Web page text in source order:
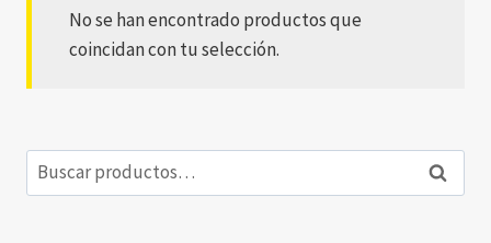
No se han encontrado productos que
coincidan con tu selección.
Buscar
por:
Buscar